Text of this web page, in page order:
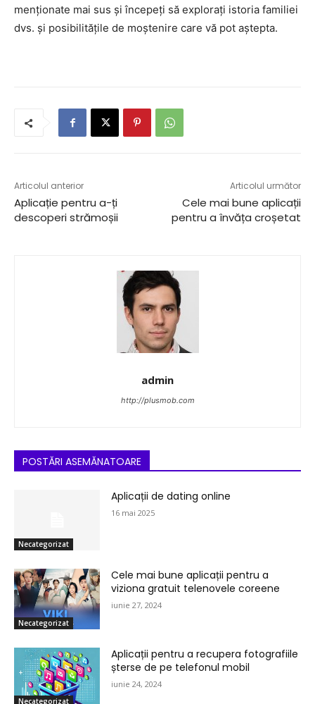
menționate mai sus și începeți să explorați istoria familiei
dvs. și posibilitățile de moștenire care vă pot aștepta.
Articolul anterior
Aplicație pentru a-ți
descoperi strămoșii
Articolul următor
Cele mai bune aplicații
pentru a învăța croșetat
admin
http://plusmob.com
POSTĂRI ASEMĂNATOARE
Necategorizat
Aplicații de dating online
16 mai 2025
Necategorizat
Cele mai bune aplicații pentru a
viziona gratuit telenovele coreene
iunie 27, 2024
Necategorizat
Aplicații pentru a recupera fotografiile
șterse de pe telefonul mobil
iunie 24, 2024